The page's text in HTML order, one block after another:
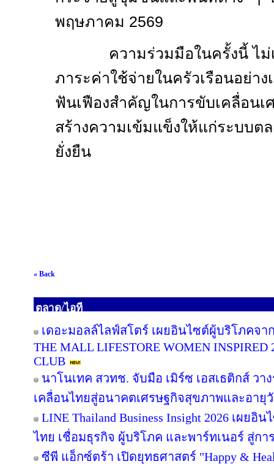
พฤษภาคม 2569
ความร่วมมือในครั้งนี้ ไ
ภาระค่าใช้จ่ายในครัวเรือนอย่า
ฟันเฟืองสำคัญในการขับเคลื่อนเ
สร้างความเข้มแข็งให้แก่ระบบต
ยั่งยืน
« Back
ตลาด/ไอที
เดอะมอลล์ไลฟ์สโตร์ เผยอินไซต์ผู้บริโภคจา
THE MALL LIFESTORE WOMEN INSPIRED
CLUB
นาโนเทค สวทช. จับมือ เมิร์ซ เอสเธติกส์ วา
เคลื่อนไทยสู่อนาคตเศรษฐกิจสุขภาพและอายุ
LINE Thailand Business Insight 2026 เผย
ไทย เชื่อมธุรกิจ ผู้บริโภค และพาร์ทเนอร์ สู่กา
ซีพี แอ็กซ์ตร้า เปิดยุทธศาสตร์ "Happy &